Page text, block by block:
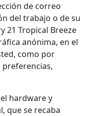
de correo
del trabajo o de su
21 Tropical Breeze
anónima, en el
como por
preferencias,
hardware y
que se recaba